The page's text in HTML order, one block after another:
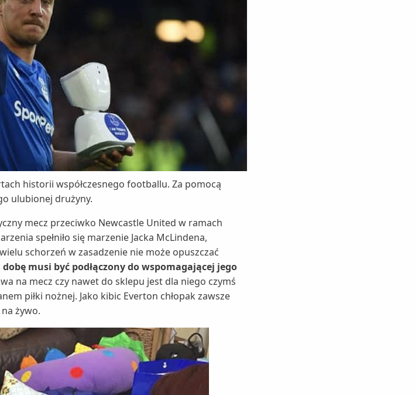
historii współczesnego footballu. Za pomocą
ulubionej drużyny.
mecz przeciwko Newcastle United w ramach
spełniło się marzenie Jacka McLindena,
schorzeń w zasadzenie nie może opuszczać
dobę musi być podłączony do wspomagającej jego
na mecz czy nawet do sklepu jest dla niego czymś
piłki nożnej. Jako kibic Everton chłopak zawsze
żywo.